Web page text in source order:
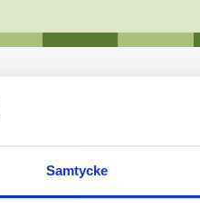
Samtycke
ALGER
ALLMÄNNA OMRÅDEN